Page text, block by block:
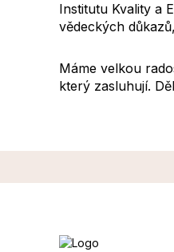
Institutu Kvality a
vědeckých
Máme velkou
který zasluhují.